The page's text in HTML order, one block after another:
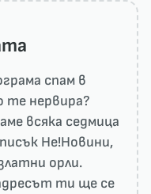
спам в
те нервира?
всяка седмица
He!Новини,
орли.
ти ще се